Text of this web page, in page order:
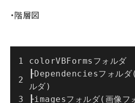
・階層図
colorVBFormsフォルダ
┠Dependenciesフォルダ
ルダ)
┠imagesフォルダ(画像フ